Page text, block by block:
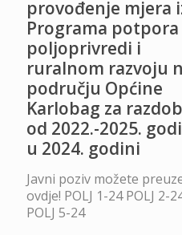
provođenje mjera
Programa potpora
poljoprivredi i
ruralnom razvoju
području Općine
Karlobag za
od 2022.-2025.
u 2024. godini
Javni poziv možete
ovdje! POLJ 1-24 POLJ 2-
POLJ 5-24